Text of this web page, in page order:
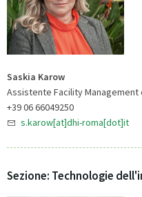
Saskia Karow
Assistente Facility Management
+39 06 66049250
s.karow[at]dhi-roma[dot]it
Sezione: Technologie